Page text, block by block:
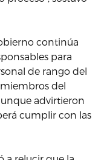
continúa
para
de rango del
del
advirtieron
cumplir con las